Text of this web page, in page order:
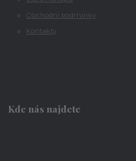
Obchodní podmínky
Kontakty
Kde nás najdete